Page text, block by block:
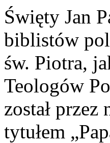
Święty Jan
biblistów
św. Piotra,
Teologów
został
tytułem